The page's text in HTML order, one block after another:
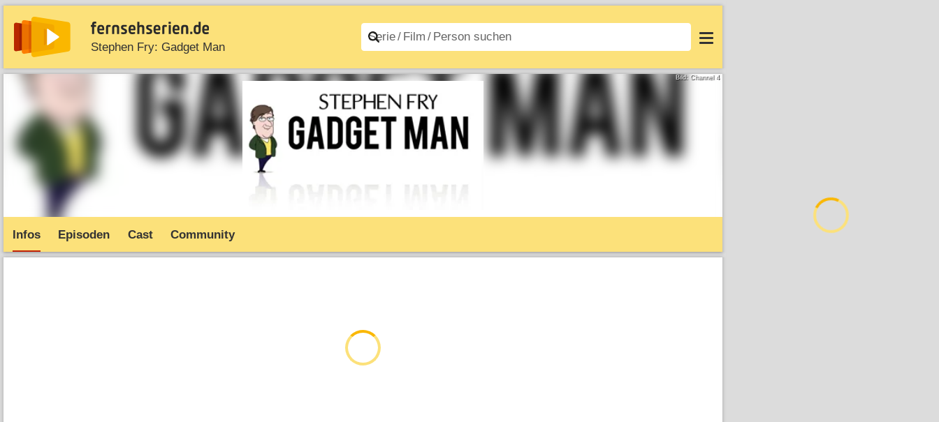
Stephen Fry: Gadget Man
News Entdecken Streaming TV-Starts Filme A–Z Login
Bild: Channel 4
Infos Episoden Cast Community